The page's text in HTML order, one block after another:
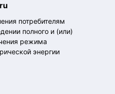
потребителям
полного и (или)
режима
энергии